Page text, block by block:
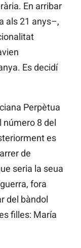
En arribar
als 21 anys–,
Es decidí
Perpètua
número 8 del
es
de
seria la seua
fora
del bàndol
filles: María